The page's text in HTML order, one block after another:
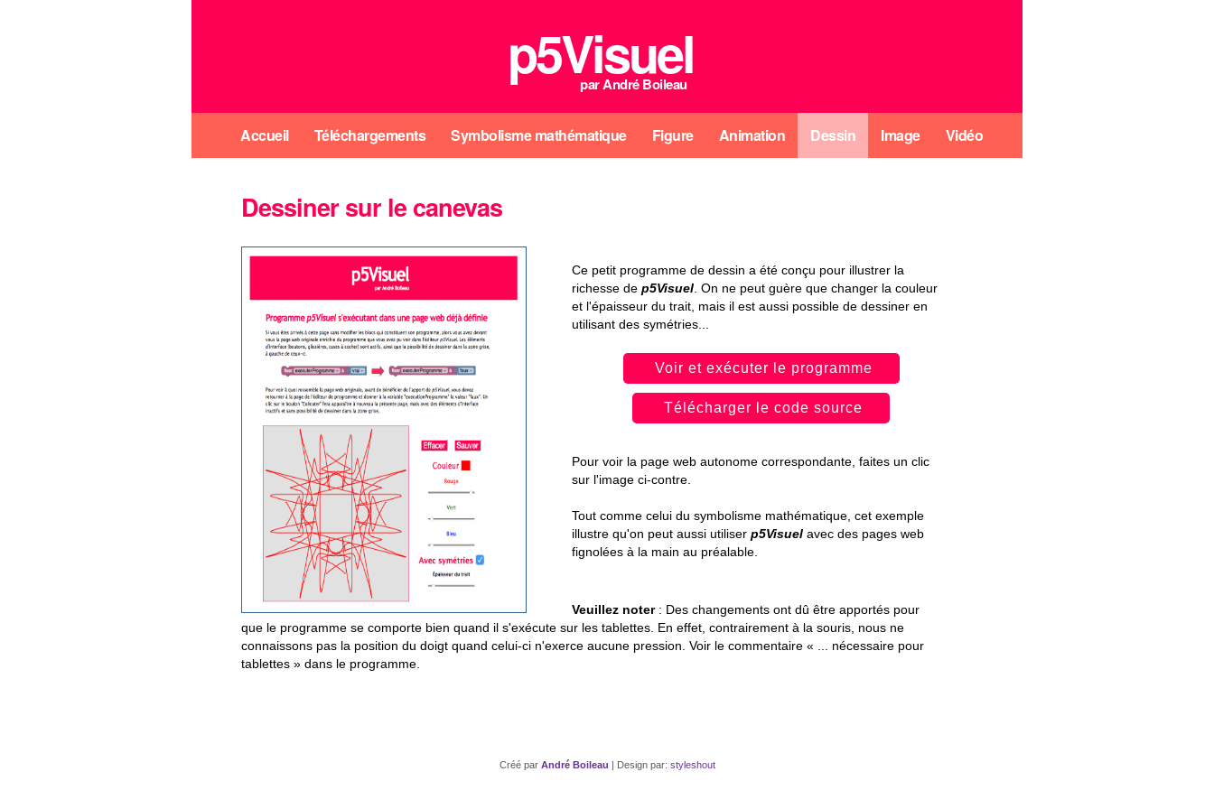
p5Visuel
parAndré Boileau
Accueil Téléchargements Symbolisme mathématique Figure Animation Dessin Image Vidéo
Dessiner sur le canevas
Ce petit programme de dessin a été conçu pour illustrer la
richesse de p5Visuel . On ne peut guère que changer la couleur
et l'épaisseur du trait, mais il est aussi possible de dessiner en
utilisant des symétries...
Voir et exécuter le programme
Télécharger le code source
Pour voir la page web autonome correspondante, faites un clic
sur l'image ci-contre.
Tout comme celui du symbolisme mathématique, cet exemple
illustre qu'on peut aussi utiliser p5Visuel avec des pages web
fignolées à la main au préalable.
Veuillez noter: Des changements ont dû être apportés pour
que le programme se comporte bien quand il s'exécute sur les tablettes. En effet, contrairement à la souris, nous ne
connaissons pas la position du doigt quand celui-ci n'exerce aucune pression. Voir le commentaire « ... nécessaire pour
tablettes » dans le programme.
Créé par André Boileau | Design par: styleshout